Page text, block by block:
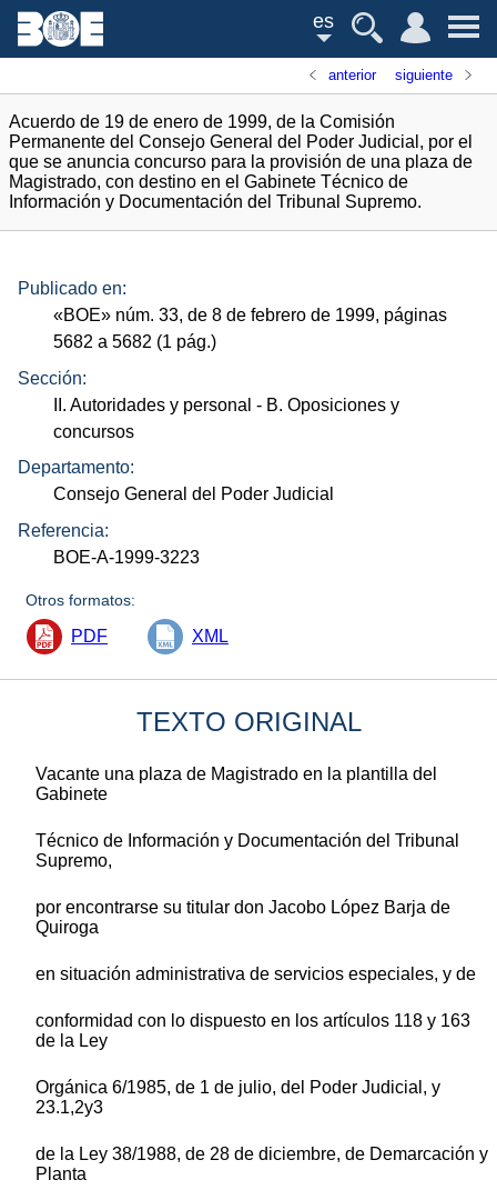
es
anterior siguiente
Acuerdo de 19 de enero de 1999, de la Comisión
Permanente del Consejo General del Poder Judicial, por el
que se anuncia concurso para la provisión de una plaza de
Magistrado, con destino en el Gabinete Técnico de
Información y Documentación del Tribunal Supremo.
Publicado en:
«BOE» núm. 33, de 8 de febrero de 1999, páginas
5682 a 5682 (1 pág.)
Sección:
II. Autoridades y personal - B. Oposiciones y
concursos
Departamento:
Consejo General del Poder Judicial
Referencia:
BOE-A-1999-3223
Otros formatos:
PDF XML
TEXTO ORIGINAL
Vacante una plaza de Magistrado en la plantilla del
Gabinete
Técnico de Información y Documentación del Tribunal
Supremo,
por encontrarse su titular don Jacobo López Barja de
Quiroga
en situación administrativa de servicios especiales, y de
conformidad con lo dispuesto en los artículos 118 y 163
de la Ley
Orgánica 6/1985, de 1 de julio, del Poder Judicial, y
23.1,2y3
de la Ley 38/1988, de 28 de diciembre, de Demarcación y
Planta